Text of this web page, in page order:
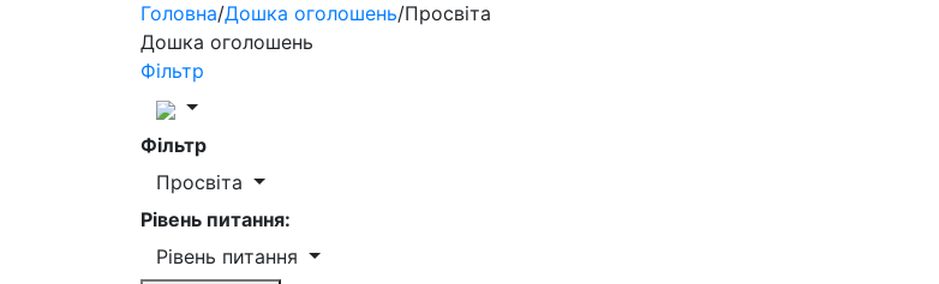
Головна/Дошка оголошень/Просвіта
Дошка оголошень
Фільтр
Фільтр
Просвіта
Рівень питання:
Рівень питання